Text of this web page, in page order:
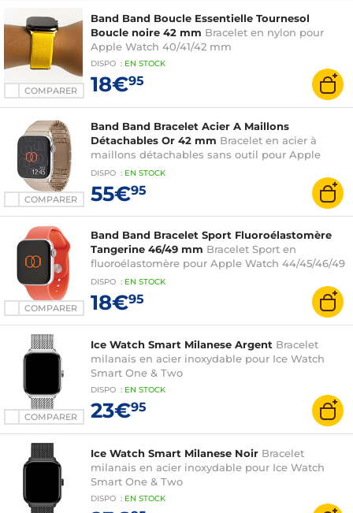
COMPARER
Band Band Boucle Essentielle Tournesol
Boucle noire 42 mm Bracelet en nylon pour
Apple Watch 40/41/42 mm
DISPO : EN STOCK
18€95
COMPARER
Band Band Bracelet Acier A Maillons
Détachables Or 42 mm Bracelet en acier à
maillons détachables sans outil pour Apple
Watch 42 mm
DISPO : EN STOCK
55€95
COMPARER
Band Band Bracelet Sport Fluoroélastomère
Tangerine 46/49 mm Bracelet Sport en
fluoroélastomère pour Apple Watch 44/45/46/49
mm
DISPO : EN STOCK
18€95
COMPARER
Ice Watch Smart Milanese Argent Bracelet
milanais en acier inoxydable pour Ice Watch
Smart One & Two
DISPO : EN STOCK
23€95
Ice Watch Smart Milanese Noir Bracelet
milanais en acier inoxydable pour Ice Watch
Smart One & Two
DISPO : EN STOCK